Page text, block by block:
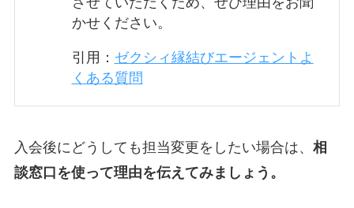
かせください。
引用： ゼクシィ縁結びエージェントよ
くある質問
入会後にどうしても担当変更をしたい場合は、 相
談窓口を使って理由を伝えてみましょう。